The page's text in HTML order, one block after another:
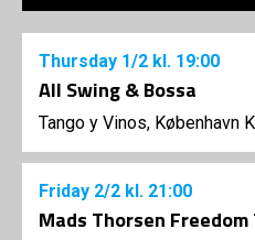
Thursday 1/2 kl. 19:00
All Swing & Bossa
Tango y Vinos, København K
Friday 2/2 kl. 21:00
Mads Thorsen Freedom